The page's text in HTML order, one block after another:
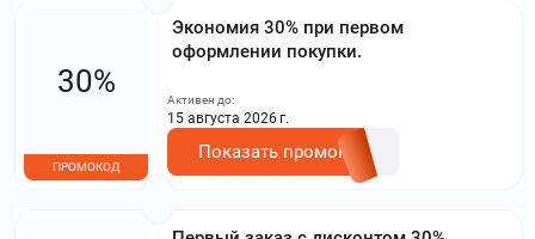
Экономия 30% при первом
оформлении покупки.
30%
ПРОМОКОД
Активен до:
15 августа 2026 г.
Показать промокод